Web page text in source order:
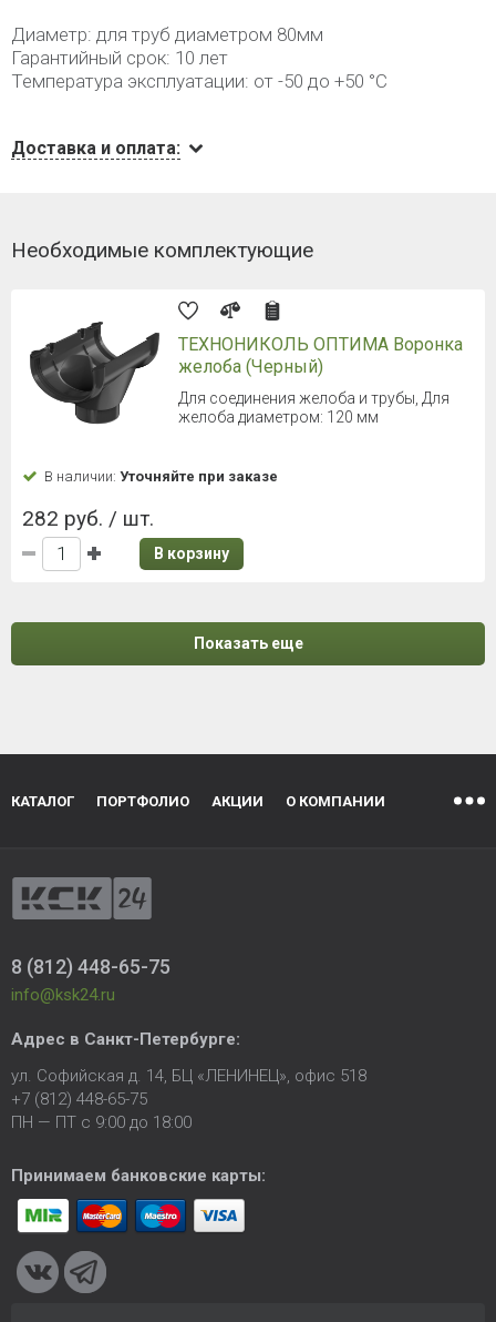
Диаметр: для труб диаметром 80мм
Гарантийный срок: 10 лет
Температура эксплуатации: от -50 до +50 °С
Доставка и оплата:
Необходимые комплектующие
ТЕХНОНИКОЛЬ ОПТИМА Воронка
желоба (Черный)
Для соединения желоба и трубы, Для
желоба диаметром: 120 мм
В наличии: Уточняйте при заказе
282 руб. / шт.
В корзину
Показать еще
КАТАЛОГ ПОРТФОЛИО АКЦИИ О КОМПАНИИ
8 (812) 448-65-75
info@ksk24.ru
Адрес в Санкт-Петербурге:
ул. Софийская д. 14, БЦ «ЛЕНИНЕЦ», офис 518
+7 (812) 448-65-75
ПН — ПТ с 9:00 до 18:00
Принимаем банковские карты: